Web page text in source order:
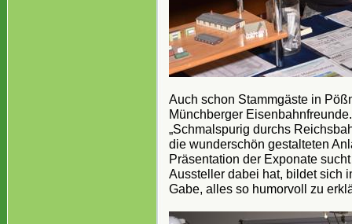
Auch schon Stammgäste in
Münchberger
„Schmalspurig durchs
die wunderschön gestalteten
Präsentation der Exponate
Aussteller dabei hat, bildet sich
Gabe, alles so humorvoll zu